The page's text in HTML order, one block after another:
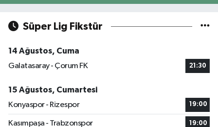
Süper Lig Fikstür
14 Ağustos, Cuma
Galatasaray - Çorum FK
21:30
15 Ağustos, Cumartesi
Konyaspor - Rizespor
19:00
Kasımpaşa - Trabzonspor 19:00